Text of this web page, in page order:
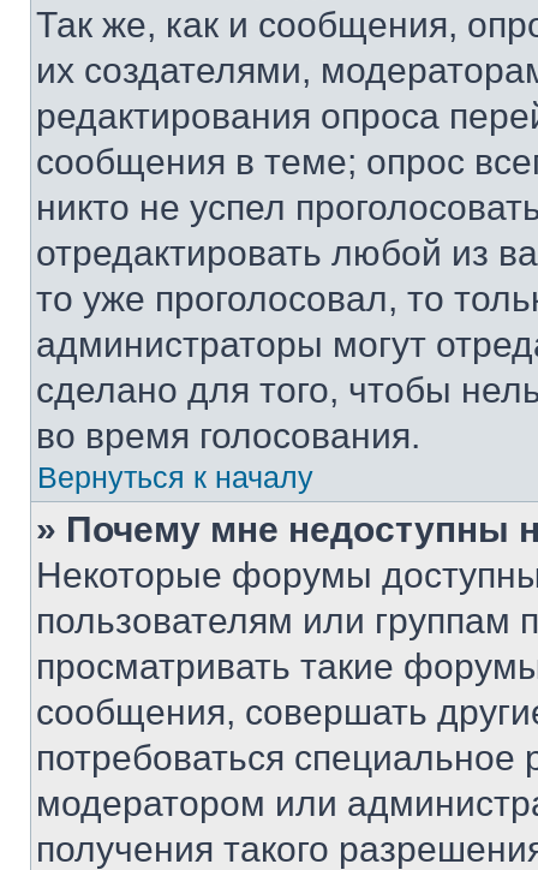
Так же, как и сообщения,
их создателями,
редактирования опроса
сообщения в теме; опрос
никто не успел
отредактировать любой из
то уже проголосовал, то
администраторы могут
сделано для того, чтобы
во время голосования.
Вернуться к началу
» Почему мне недоступны
Некоторые форумы
пользователям или группам
просматривать такие
сообщения, совершать
потребоваться
модератором или
получения такого